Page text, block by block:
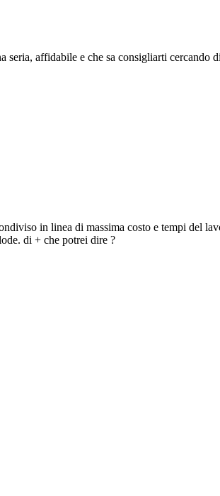
affidabile e che sa consigliarti cercando
in linea di massima costo e tempi del
di + che potrei dire ?